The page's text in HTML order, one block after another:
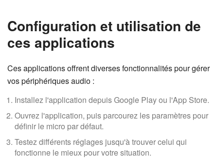
Configuration et utilisation de
ces applications
Ces applications offrent diverses fonctionnalités pour gérer
vos périphériques audio :
Installez l'application depuis Google Play ou l'App Store.
Ouvrez l'application, puis parcourez les paramètres pour
définir le micro par défaut.
Testez différents réglages jusqu'à trouver celui qui
fonctionne le mieux pour votre situation.